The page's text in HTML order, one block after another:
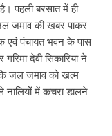
पहली बरसात में ही
जमाव की खबर पाकर
एवं पंचायत भवन के पास
देवी सिकारिया ने
जल जमाव को खत्म
नालियों में कचरा डालने